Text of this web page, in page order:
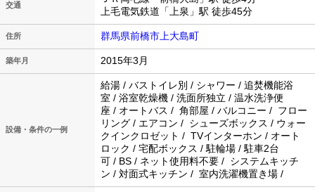
交通
上毛電気鉄道「上泉」駅 徒歩45分
住所 群馬県前橋市上大島町
築年月 2015年3月
設備・条件の一例
給湯 / バストイレ別 / シャワー / 追焚機能浴
室 / 浴室乾燥機 / 洗面所独立 / 温水洗浄便
座 / オートバス / 角部屋 / バルコニー / フロー
リング / エアコン / シューズボックス / ウォー
クインクロゼット / TVインターホン / オート
ロック / 宅配ボックス / 駐輪場 / 駐車2台
可 / BS / ネット使用料不要 / システムキッチ
ン / 対面式キッチン / 室内洗濯機置き場 /